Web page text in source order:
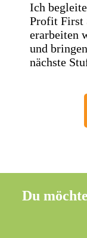
Ich
Profit First
erarbeiten
und
nächste
Du